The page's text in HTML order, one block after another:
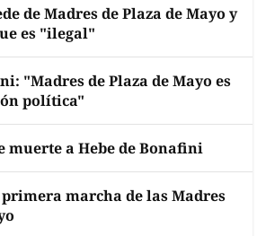
de Madres de Plaza de Mayo y
es "ilegal"
"Madres de Plaza de Mayo es
política"
muerte a Hebe de Bonafini
primera marcha de las Madres